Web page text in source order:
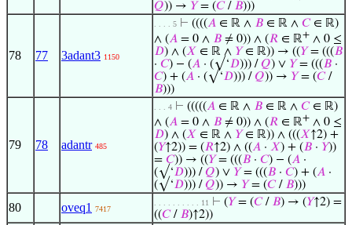
𝑄)) → 𝑌= (𝐶/ 𝐵)))
78 77 3adant3 1150
. . . . 5 ⊢ ((((𝐴 ∈ ℝ ∧ 𝐵 ∈ ℝ ∧ 𝐶∈ ℝ)
∧ (𝐴 = 0 ∧ 𝐵 ≠ 0)) ∧ (𝑅 ∈ ℝ+ ∧ 0 ≤
𝐷) ∧ (𝑋 ∈ ℝ ∧ 𝑌∈ ℝ)) → ((𝑌= (((𝐵
· 𝐶) − (𝐴 · (√‘𝐷))) /𝑄) ∨ 𝑌= (((𝐵 ·
𝐶) + (𝐴 · (√‘𝐷))) /𝑄)) → 𝑌= (𝐶/
𝐵)))
79 78 adantr 485
. . . 4 ⊢ (((((𝐴 ∈ ℝ ∧ 𝐵 ∈ ℝ ∧ 𝐶∈ ℝ)
∧ (𝐴 = 0 ∧ 𝐵 ≠ 0)) ∧ (𝑅 ∈ ℝ+ ∧ 0 ≤
𝐷) ∧ (𝑋 ∈ ℝ ∧ 𝑌∈ ℝ)) ∧ (((𝑋↑2) +
(𝑌↑2)) = (𝑅↑2) ∧ ((𝐴 · 𝑋) + (𝐵 · 𝑌))
= 𝐶)) → ((𝑌= (((𝐵 · 𝐶) − (𝐴 ·
(√‘𝐷))) /𝑄) ∨ 𝑌= (((𝐵 · 𝐶) + (𝐴 ·
(√‘𝐷))) /𝑄)) → 𝑌= (𝐶/ 𝐵)))
80 oveq1 7417
. . . . . . . . . . 11 ⊢ (𝑌= (𝐶/ 𝐵) → (𝑌↑2) =
((𝐶/ 𝐵)↑2))